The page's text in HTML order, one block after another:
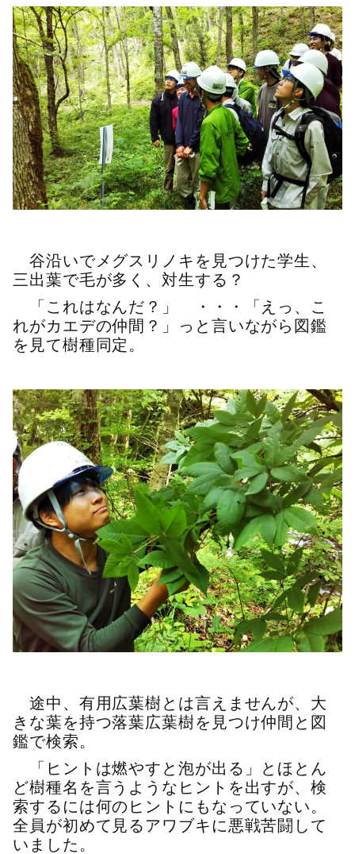
谷沿いでメグスリノキを見つけた学生、
三出葉で毛が多く、対生する？
「これはなんだ？」 ・・・「えっ、こ
れがカエデの仲間？」っと言いながら図鑑
を見て樹種同定。
途中、有用広葉樹とは言えませんが、大
きな葉を持つ落葉広葉樹を見つけ仲間と図
鑑で検索。
「ヒントは燃やすと泡が出る」とほとん
ど樹種名を言うようなヒントを出すが、検
索するには何のヒントにもなっていない。
全員が初めて見るアワブキに悪戦苦闘して
いました。